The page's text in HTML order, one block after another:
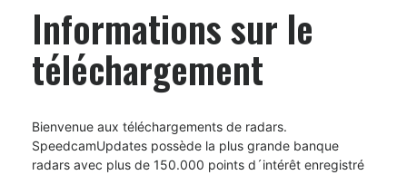
Informations sur le
téléchargement
Bienvenue aux téléchargements de radars.
SpeedcamUpdates possède la plus grande banque
radars avec plus de 150.000 points d´intérêt enregistré